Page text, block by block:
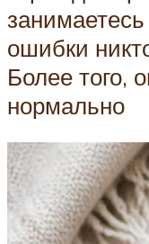
ошибки
Более того,
нормально